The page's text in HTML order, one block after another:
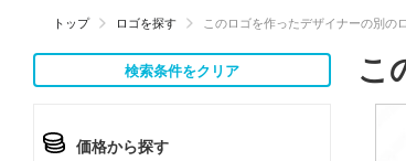
トップ ロゴを探す このロゴを作ったデザイナーの別の
検索条件をクリア
価格から探す
こ